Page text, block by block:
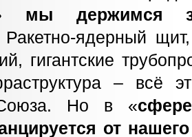
мы держимся
Ракетно-ядерный
гигантские
– всё
Союза. Но в «
от